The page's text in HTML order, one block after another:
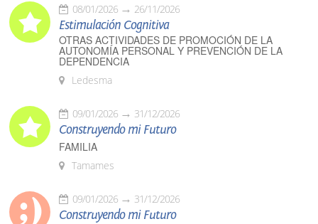
08/01/2026 26/11/2026
Estimulación Cognitiva
OTRAS ACTIVIDADES DE PROMOCIÓN DE LA
AUTONOMÍA PERSONAL Y PREVENCIÓN DE LA
DEPENDENCIA
Ledesma
09/01/2026 31/12/2026
Construyendo mi Futuro
FAMILIA
Tamames
09/01/2026 31/12/2026
Construyendo mi Futuro